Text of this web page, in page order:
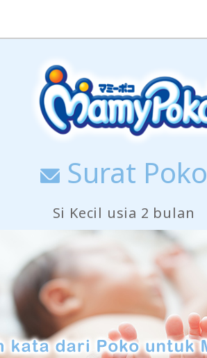
Surat Poko
Si Kecil usia 2 bulan